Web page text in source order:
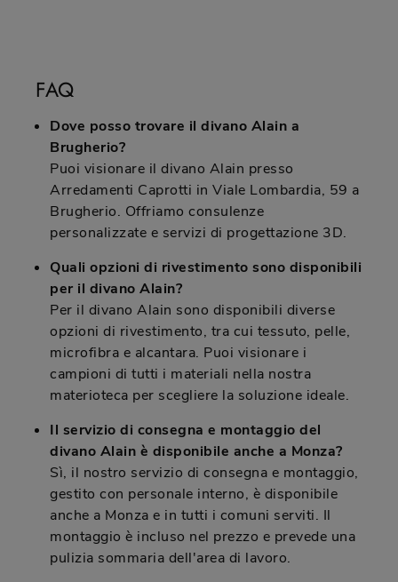
FAQ
Dove posso trovare il divano Alain a
Brugherio?
Puoi visionare il divano Alain presso
Arredamenti Caprotti in Viale Lombardia, 59 a
Brugherio. Offriamo consulenze
personalizzate e servizi di progettazione 3D.
Quali opzioni di rivestimento sono disponibili
per il divano Alain?
Per il divano Alain sono disponibili diverse
opzioni di rivestimento, tra cui tessuto, pelle,
microfibra e alcantara. Puoi visionare i
campioni di tutti i materiali nella nostra
materioteca per scegliere la soluzione ideale.
Il servizio di consegna e montaggio del
divano Alain è disponibile anche a Monza?
Sì, il nostro servizio di consegna e montaggio,
gestito con personale interno, è disponibile
anche a Monza e in tutti i comuni serviti. Il
montaggio è incluso nel prezzo e prevede una
pulizia sommaria dell'area di lavoro.